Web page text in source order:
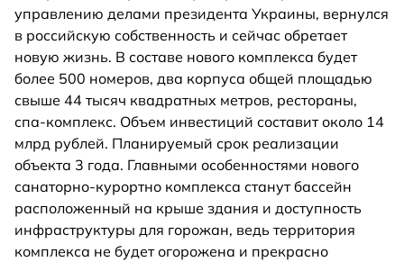
управлению делами президента Украины, вернулся
в российскую собственность и сейчас обретает
новую жизнь. В составе нового комплекса будет
более 500 номеров, два корпуса общей площадью
свыше 44 тысяч квадратных метров, рестораны,
спа-комплекс. Объем инвестиций составит около 14
млрд рублей. Планируемый срок реализации
объекта 3 года. Главными особенностями нового
санаторно-курортно комплекса станут бассейн
расположенный на крыше здания и доступность
инфраструктуры для горожан, ведь территория
комплекса не будет огорожена и прекрасно